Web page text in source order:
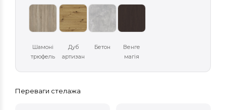
Шамоні
трюфель
Дуб
артизан
Бетон
Венге
магія
Переваги стелажа